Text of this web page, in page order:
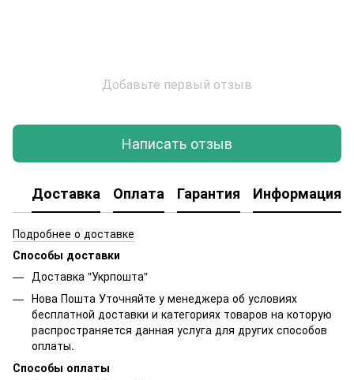
Добавьте первый отзыв
Написать отзыв
Доставка Оплата Гарантия Информация
Подробнее о доставке
Способы доставки
Доставка "Укрпошта"
Нова Пошта Уточняйте у менеджера об условиях
бесплатной доставки и категориях товаров на которую
распространяется данная услуга для других способов
оплаты.
Способы оплаты